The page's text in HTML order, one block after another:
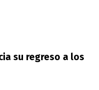
su regreso a los